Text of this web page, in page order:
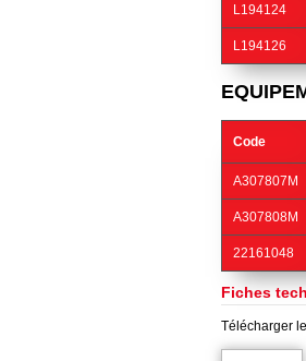
L194124
L194126
Code
A307807M
A307808M
22161048
Fiches
Télécharger